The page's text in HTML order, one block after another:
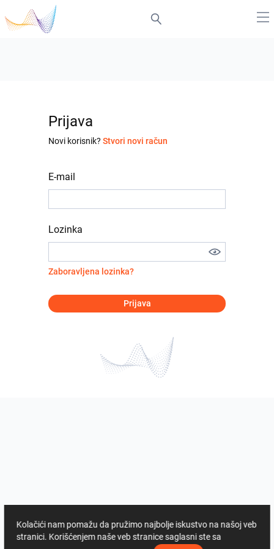
Prijava
Novi korisnik? Stvori novi račun
E-mail
Lozinka
Zaboravljena lozinka?
Prijava
Kolačići nam pomažu da pružimo najbolje iskustvo na našoj veb
stranici. Korišćenjem naše veb stranice saglasni ste sa